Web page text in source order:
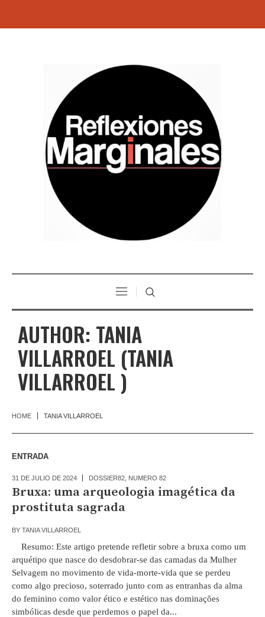
AUTHOR: TANIA
VILLARROEL (TANIA
VILLARROEL )
HOME TANIA VILLARROEL
ENTRADA
31 DE JULIO DE 2024 DOSSIER82 NUMERO 82
Bruxa: uma arqueologia imagética da
prostituta sagrada
BY TANIA VILLARROEL
Resumo: Este artigo pretende refletir sobre a bruxa como um
arquétipo que nasce do desdobrar-se das camadas da Mulher
Selvagem no movimento de vida-morte-vida que se perdeu
como algo precioso, soterrado junto com as entranhas da alma
do feminino como valor ético e estético nas dominações
simbólicas desde que perdemos o papel da...